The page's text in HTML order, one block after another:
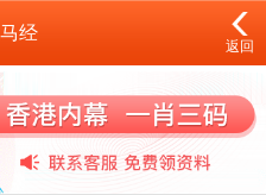
经
返回